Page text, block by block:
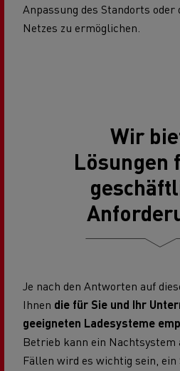
Anpassung des Standorts oder
Netzes zu ermöglichen.
Wir
Lösungen
Je nach den Antworten auf
Ihnen die für Sie und Ihr
geeigneten Ladesysteme
Betrieb kann ein Nachtsystem
Fällen wird es wichtig sein,